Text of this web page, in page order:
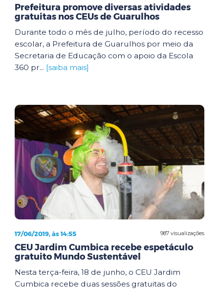
Prefeitura promove diversas atividades
gratuitas nos CEUs de Guarulhos
Durante todo o mês de julho, período do recesso
escolar, a Prefeitura de Guarulhos por meio da
Secretaria de Educação com o apoio da Escola
360 pr... [saiba mais]
987 visualizações
17/06/2019, às 14:55
CEU Jardim Cumbica recebe espetáculo
gratuito Mundo Sustentável
Nesta terça-feira, 18 de junho, o CEU Jardim
Cumbica recebe duas sessões gratuitas do